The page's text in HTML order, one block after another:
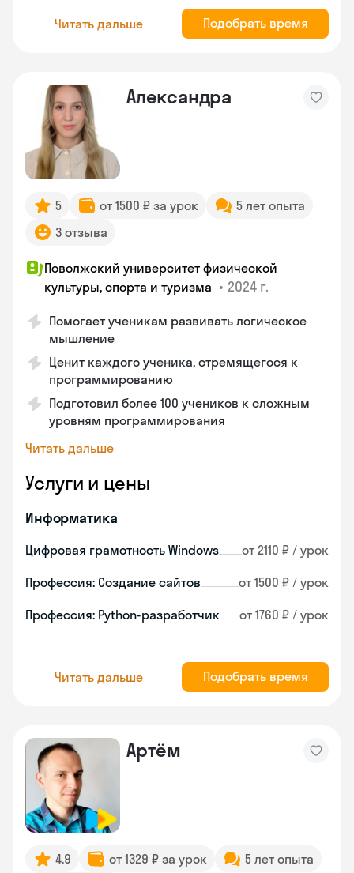
Читать дальше Подобрать время
Александра
5 от 1500 ₽ за урок
5 лет опыта
3 отзыва
Поволжский университет физической
культуры, спорта и туризма • 2024 г.
Помогает ученикам развивать логическое
мышление
Ценит каждого ученика, стремящегося к
программированию
Подготовил более 100 учеников к сложным
уровням программирования
Читать дальше
Услуги и цены
Информатика
Цифровая грамотность Windows от 2110 ₽ / урок
Профессия: Создание сайтов от 1500 ₽ / урок
Профессия: Python-разработчик от 1760 ₽ / урок
Читать дальше Подобрать время
Артём
4.9 от 1329 ₽ за урок
5 лет опыта